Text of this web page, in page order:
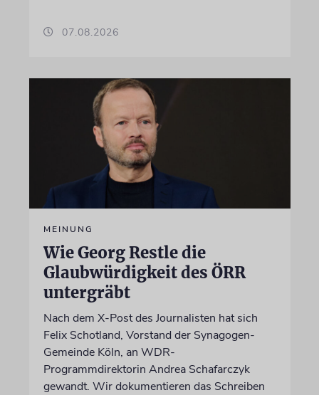
07.08.2026
MEINUNG
Wie Georg Restle die
Glaubwürdigkeit des ÖRR
untergräbt
Nach dem X-Post des Journalisten hat sich
Felix Schotland, Vorstand der Synagogen-
Gemeinde Köln, an WDR-
Programmdirektorin Andrea Schafarczyk
gewandt. Wir dokumentieren das Schreiben